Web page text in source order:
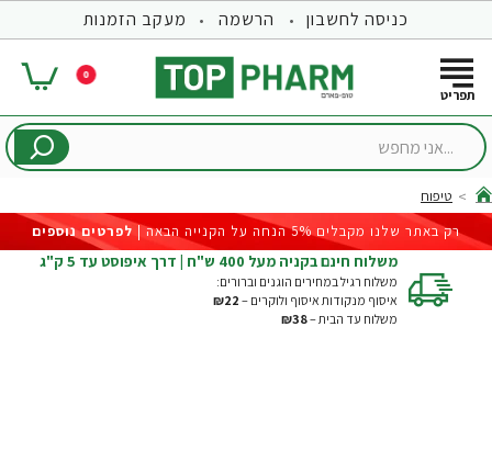
כניסה לחשבון הרשמה מעקב הזמנות
0
...אני
home
טיפוח
רק באתר שלנו מקבלים 5% הנחה על הקנייה הבאה |
לפרטים נוספים
משלוח חינם בקניה מעל 400 ש"ח | דרך איפוסט עד 5 ק"ג
משלוח רגיל במחירים הוגנים וברורים:
איסוף מנקודות איסוף ולוקרים – ₪22
משלוח עד הבית –₪38